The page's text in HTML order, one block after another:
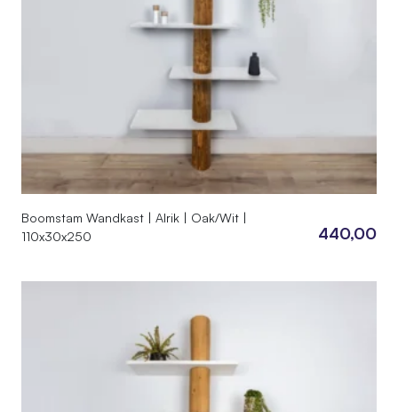
Boomstam Wandkast | Alrik | Oak/Wit |
110x30x250
440,00